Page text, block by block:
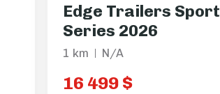
Edge Trailers Sport
Series 2026
1 km N/A
16 499 $